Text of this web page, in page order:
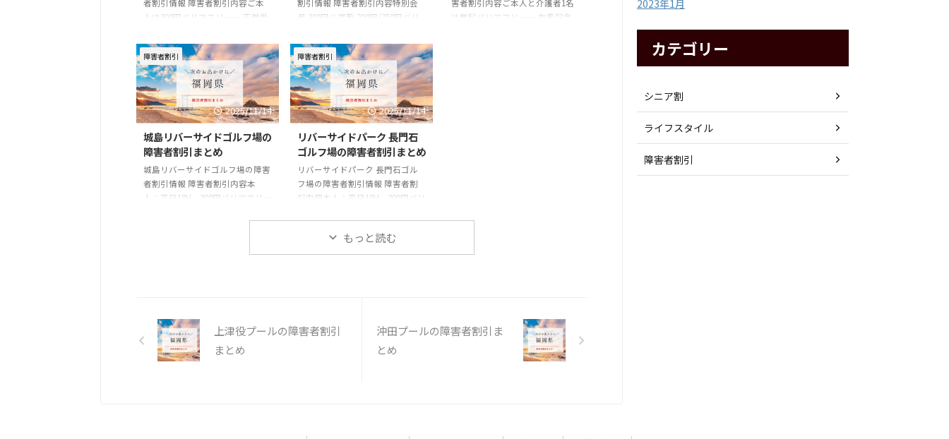
者割引情報 障害者割引内容ご本
人は300円バリアフリーー 天然掛
所〒839-1215 福岡県久留米市田主
丸町竹野631-1電話番号0943-73-
0828一般料金■入浴料大人 500円
小人(小学生) 300円公式
URLhttp://sasanoyu.jp/index.php
?id=6
割引情報 障害者割引内容特別会
員 300円※貸靴 200円/350円バリ
店の基本情報 住所〒839-0809 福
岡県久留米市東合川2-2-1電話番号
0942-43-2763一般料金一般 550円
大学生 500円小・中・高生 450円
幼児・シルバー 400円男女会員
400円学生会員 400円シルバー会
URLhttps://rakupa.jp/bowl210/
害者割引内容ご本人と介護者1名
は無料バリアフリーー 有馬記念
障害者割引
2025/11/14
城島リバーサイドゴルフ場の
障害者割引まとめ
城島リバーサイドゴルフ場の障害
者割引情報 障害者割引内容本
人：平日18H 300円バリアフリー
号0942-62-5250一般料金使用区分
障害者割引
2025/11/14
リバーサイドパーク 長門石
ゴルフ場の障害者割引まとめ
リバーサイドパーク 長門石ゴル
フ場の障害者割引情報 障害者割
引内容本人：平日18H 300円バリ
〒830-0027 福岡県久留米市長門石
1丁目15-15電話番号0942-36-1045
ato/nagato_eigyo/
もっと読む
上津役プールの障害者割引
まとめ
沖田プールの障害者割引ま
とめ
2023年1月
カテゴリー
シニア割
ライフスタイル
障害者割引